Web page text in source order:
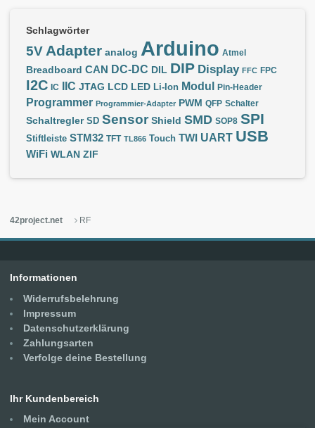
Schlagwörter
5V Adapter analog Arduino Atmel
Breadboard CAN DC-DC DIL DIP Display FFC FPC
I2C IC IIC JTAG LCD LED Li-Ion Modul Pin-Header
Programmer Programmier-Adapter PWM QFP Schalter
Schaltregler SD Sensor Shield SMD SOP8 SPI
Stiftleiste STM32 TFT TL866 Touch TWI UART USB
WiFi WLAN ZIF
42project.net RF
Informationen
Widerrufsbelehrung
Impressum
Datenschutzerklärung
Zahlungsarten
Verfolge deine Bestellung
Ihr Kundenbereich
Mein Account